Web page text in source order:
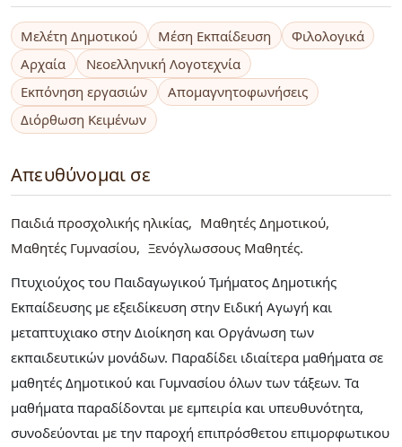
Μελέτη Δημοτικού Μέση Εκπαίδευση
Φιλολογικά
Αρχαία
Νεοελληνική Λογοτεχνία
Εκπόνηση εργασιών
Απομαγνητοφωνήσεις
Διόρθωση Κειμένων
Απευθύνομαι σε
Παιδιά προσχολικής ηλικίας
Μαθητές Δημοτικού
Μαθητές Γυμνασίου
Ξενόγλωσσους Μαθητές
Πτυχιούχος του Παιδαγωγικού Τμήματος Δημοτικής
Εκπαίδευσης με εξειδίκευση στην Ειδική Αγωγή και
μεταπτυχιακο στην Διοίκηση και Οργάνωση των
εκπαιδευτικών μονάδων. Παραδίδει ιδιαίτερα μαθήματα σε
μαθητές Δημοτικού και Γυμνασίου όλων των τάξεων. Τα
μαθήματα παραδίδονται με εμπειρία και υπευθυνότητα,
συνοδεύονται με την παροχή επιπρόσθετου επιμορφωτικου